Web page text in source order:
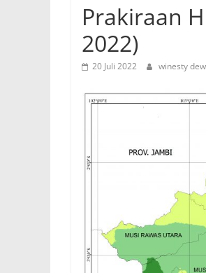
BMKG
Sumatera
Selatan
Prakiraan
2022)
20 Juli 2022 winesty